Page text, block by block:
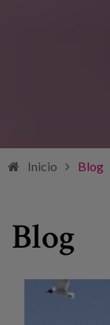
Inicio Blog
Blog